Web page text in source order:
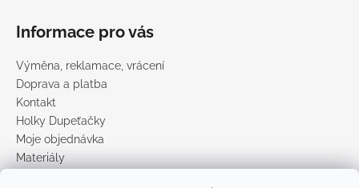
Informace pro vás
Výměna, reklamace, vrácení
Doprava a platba
Kontakt
Holky Dupeťačky
Moje objednávka
Materiály